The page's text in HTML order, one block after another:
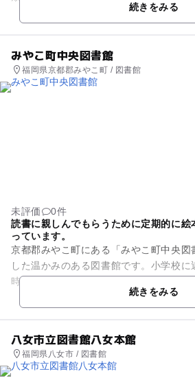
ーナーや、絵本を使って環...続きをみる
みやこ町中央図書館
福岡県京都郡みやこ町 / 図書館
未評価
0件
読書に親しんでもらうために定期的に絵
っています。
京都郡みやこ町にある「みやこ町中央図
した温かみのある図書館です。小学校に
時間になると子供たちがたくさん訪れま
20冊まで15日間、視聴覚...続きをみる
八女市立図書館八女本館
福岡県八女市 / 図書館